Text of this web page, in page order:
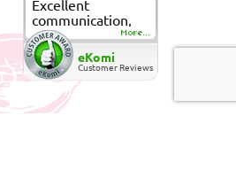
Excellent
communication,
fast delivery and
super good
customer care
More...
eKomi
Customer Reviews